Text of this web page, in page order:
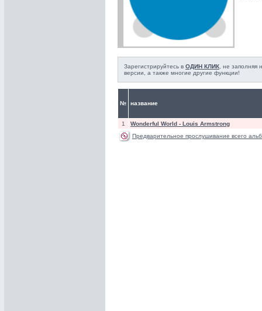
Зарегистрируйтесь в ОДИН КЛИК , не
версии, а также многие другие функции!
№ название
1 Wonderful World - Louis Armstrong
Предварительное прослушивание всего